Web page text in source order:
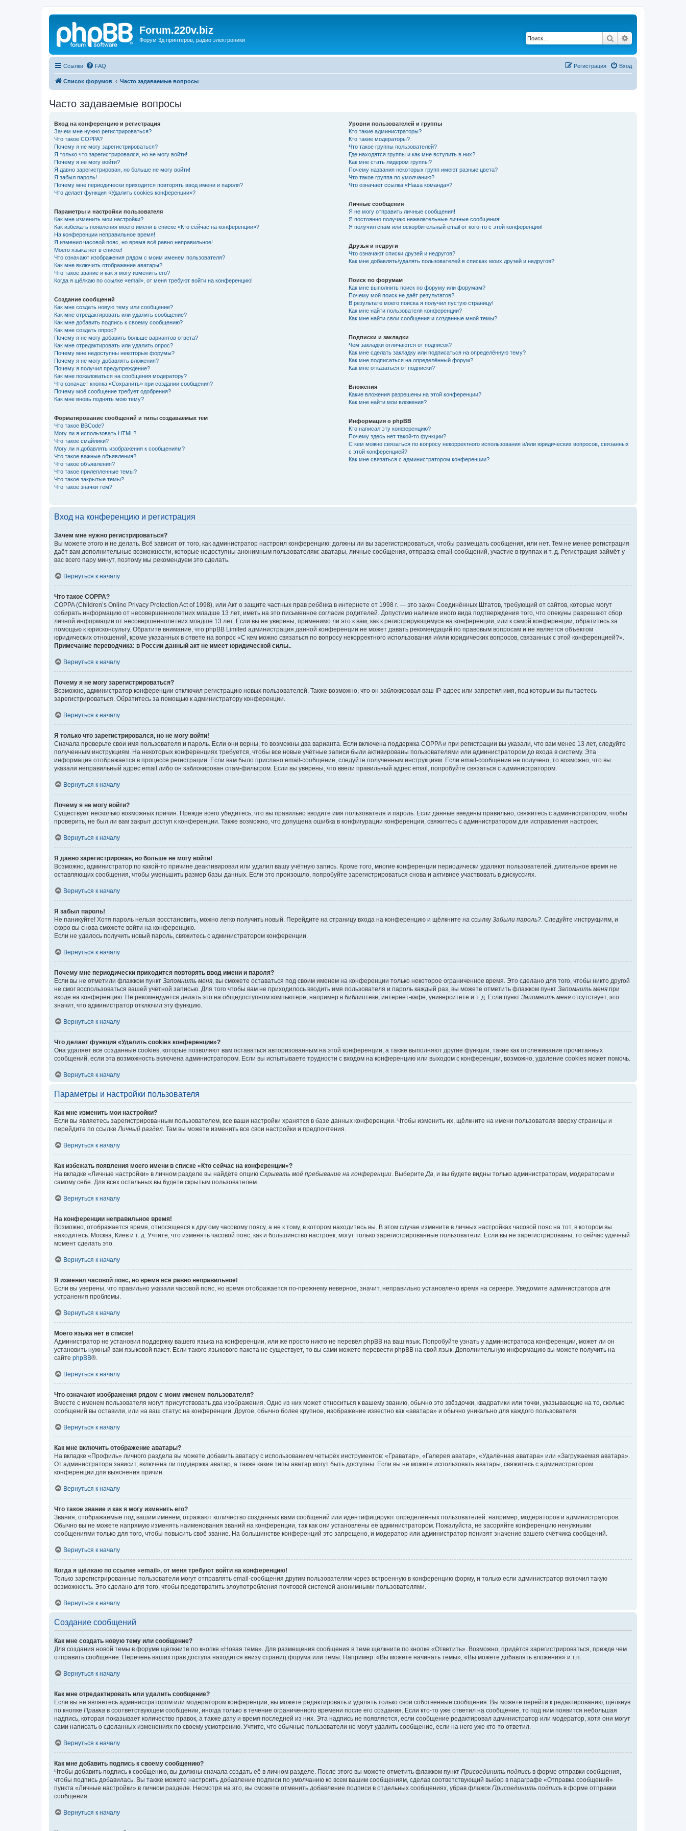
Forum.220v.biz
Форум 3д принтеров, радио электроники Поиск
Ссылки FAQ Вход
Регистрация
Список форумов Часто задаваемые вопросы
Часто задаваемые вопросы
Вход на конференцию и регистрация
Зачем мне нужно регистрироваться?
Что такое COPPA?
Почему я не могу зарегистрироваться?
Я только что зарегистрировался, но не могу войти!
Почему я не могу войти?
Я давно зарегистрирован, но больше не могу войти!
Я забыл пароль!
Почему мне периодически приходится повторять ввод имени и пароля?
Что делает функция «Удалить cookies конференции»?
Параметры и настройки пользователя
Как мне изменить мои настройки?
Как избежать появления моего имени в списке «Кто сейчас на конференции»?
На конференции неправильное время!
Я изменил часовой пояс, но время всё равно неправильное!
Моего языка нет в списке!
Что означают изображения рядом с моим именем пользователя?
Как мне включить отображение аватары?
Что такое звание и как я могу изменить его?
Когда я щёлкаю по ссылке «email», от меня требуют войти на конференцию!
Создание сообщений
Как мне создать новую тему или сообщение?
Как мне отредактировать или удалить сообщение?
Как мне добавить подпись к своему сообщению?
Как мне создать опрос?
Почему я не могу добавить больше вариантов ответа?
Как мне отредактировать или удалить опрос?
Почему мне недоступны некоторые форумы?
Почему я не могу добавлять вложения?
Почему я получил предупреждение?
Как мне пожаловаться на сообщения модератору?
Что означает кнопка «Сохранить» при создании сообщения?
Почему моё сообщение требует одобрения?
Как мне вновь поднять мою тему?
Форматирование сообщений и типы создаваемых тем
Что такое BBCode?
Могу ли я использовать HTML?
Что такое смайлики?
Могу ли я добавлять изображения к сообщениям?
Что такое важные объявления?
Что такое объявления?
Что такое прилепленные темы?
Что такое закрытые темы?
Что такое значки тем?
Уровни пользователей и группы
Кто такие администраторы?
Кто такие модераторы?
Что такое группы пользователей?
Где находятся группы и как мне вступить в них?
Как мне стать лидером группы?
Почему названия некоторых групп имеют разные цвета?
Что такое группа по умолчанию?
Что означает ссылка «Наша команда»?
Личные сообщения
Я не могу отправить личные сообщения!
Я постоянно получаю нежелательные личные сообщения!
Я получил спам или оскорбительный email от кого-то с этой конференции!
Друзья и недруги
Что означают списки друзей и недругов?
Как мне добавлять/удалять пользователей в списках моих друзей и недругов?
Поиск по форумам
Как мне выполнить поиск по форуму или форумам?
Почему мой поиск не даёт результатов?
В результате моего поиска я получил пустую страницу!
Как мне найти пользователя конференции?
Как мне найти свои сообщения и созданные мной темы?
Подписки и закладки
Чем закладки отличаются от подписок?
Как мне сделать закладку или подписаться на определённую тему?
Как мне подписаться на определённый форум?
Как мне отказаться от подписки?
Вложения
Какие вложения разрешены на этой конференции?
Как мне найти мои вложения?
Информация о phpBB
Кто написал эту конференцию?
Почему здесь нет такой-то функции?
С кем можно связаться по вопросу некорректного использования и/или юридических вопросов, связанных
с этой конференцией?
Как мне связаться с администратором конференции?
Вход на конференцию и регистрация
Зачем мне нужно регистрироваться?
Вы можете этого и не делать. Всё зависит от того, как администратор настроил конференцию: должны ли вы зарегистрироваться, чтобы размещать сообщения, или нет. Тем не менее регистрация
даёт вам дополнительные возможности, которые недоступны анонимным пользователям: аватары, личные сообщения, отправка email-сообщений, участие в группах и т. д. Регистрация займёт у
вас всего пару минут, поэтому мы рекомендуем это сделать.
Вернуться к началу
Что такое COPPA?
COPPA (Children’s Online Privacy Protection Act of 1998), или Акт о защите частных прав ребёнка в интернете от 1998 г. — это закон Соединённых Штатов, требующий от сайтов, которые могут
собирать информацию от несовершеннолетних младше 13 лет, иметь на это письменное согласие родителей. Допустимо наличие иного вида подтверждения того, что опекуны разрешают сбор
личной информации от несовершеннолетних младше 13 лет. Если вы не уверены, применимо ли это к вам, как к регистрирующемуся на конференции, или к самой конференции, обратитесь за
помощью к юрисконсульту. Обратите внимание, что phpBB Limited администрация данной конференции не может давать рекомендаций по правовым вопросам и не является объектом
юридических отношений, кроме указанных в ответе на вопрос «С кем можно связаться по вопросу некорректного использования и/или юридических вопросов, связанных с этой конференцией?».
Примечание переводчика: в России данный акт не имеет юридической силы.
Вернуться к началу
Почему я не могу зарегистрироваться?
Возможно, администратор конференции отключил регистрацию новых пользователей. Также возможно, что он заблокировал ваш IP-адрес или запретил имя, под которым вы пытаетесь
зарегистрироваться. Обратитесь за помощью к администратору конференции.
Вернуться к началу
Я только что зарегистрировался, но не могу войти!
Сначала проверьте свои имя пользователя и пароль. Если они верны, то возможны два варианта. Если включена поддержка COPPA и при регистрации вы указали, что вам менее 13 лет, следуйте
полученным инструкциям. На некоторых конференциях требуется, чтобы все новые учётные записи были активированы пользователями или администратором до входа в систему. Эта
информация отображается в процессе регистрации. Если вам было прислано email-сообщение, следуйте полученным инструкциям. Если email-сообщение не получено, то возможно, что вы
указали неправильный адрес email либо он заблокирован спам-фильтром. Если вы уверены, что ввели правильный адрес email, попробуйте связаться с администратором.
Вернуться к началу
Почему я не могу войти?
Существует несколько возможных причин. Прежде всего убедитесь, что вы правильно вводите имя пользователя и пароль. Если данные введены правильно, свяжитесь с администратором, чтобы
проверить, не был ли вам закрыт доступ к конференции. Также возможно, что допущена ошибка в конфигурации конференции, свяжитесь с администратором для исправления настроек.
Вернуться к началу
Я давно зарегистрирован, но больше не могу войти!
Возможно, администратор по какой-то причине деактивировал или удалил вашу учётную запись. Кроме того, многие конференции периодически удаляют пользователей, длительное время не
оставляющих сообщения, чтобы уменьшить размер базы данных. Если это произошло, попробуйте зарегистрироваться снова и активнее участвовать в дискуссиях.
Вернуться к началу
Я забыл пароль!
Не паникуйте! Хотя пароль нельзя восстановить, можно легко получить новый. Перейдите на страницу входа на конференцию и щёлкните на ссылку Забыли пароль? . Следуйте инструкциям, и
скоро вы снова сможете войти на конференцию.
Если не удалось получить новый пароль, свяжитесь с администратором конференции.
Вернуться к началу
Почему мне периодически приходится повторять ввод имени и пароля?
Если вы не отметили флажком пункт Запомнить меня , вы сможете оставаться под своим именем на конференции только некоторое ограниченное время. Это сделано для того, чтобы никто другой
не смог воспользоваться вашей учётной записью. Для того чтобы вам не приходилось вводить имя пользователя и пароль каждый раз, вы можете отметить флажком пункт Запомнить меня при
входе на конференцию. Не рекомендуется делать это на общедоступном компьютере, например в библиотеке, интернет-кафе, университете и т. д. Если пункт Запомнить меня отсутствует, это
значит, что администратор отключил эту функцию.
Вернуться к началу
Что делает функция «Удалить cookies конференции»?
Она удаляет все созданные cookies, которые позволяют вам оставаться авторизованным на этой конференции, а также выполняют другие функции, такие как отслеживание прочитанных
сообщений, если эта возможность включена администратором. Если вы испытываете трудности с входом на конференцию или выходом с конференции, возможно, удаление cookies может помочь.
Вернуться к началу
Параметры и настройки пользователя
Как мне изменить мои настройки?
Если вы являетесь зарегистрированным пользователем, все ваши настройки хранятся в базе данных конференции. Чтобы изменить их, щёлкните на имени пользователя вверху страницы и
перейдите по ссылке Личный раздел . Там вы можете изменить все свои настройки и предпочтения.
Вернуться к началу
Как избежать появления моего имени в списке «Кто сейчас на конференции»?
На вкладке «Личные настройки» в личном разделе вы найдёте опцию Скрывать моё пребывание на конференции . Выберите Да , и вы будете видны только администраторам, модераторам и
самому себе. Для всех остальных вы будете скрытым пользователем.
Вернуться к началу
На конференции неправильное время!
Возможно, отображается время, относящееся к другому часовому поясу, а не к тому, в котором находитесь вы. В этом случае измените в личных настройках часовой пояс на тот, в котором вы
находитесь: Москва, Киев и т. д. Учтите, что изменять часовой пояс, как и большинство настроек, могут только зарегистрированные пользователи. Если вы не зарегистрированы, то сейчас удачный
момент сделать это.
Вернуться к началу
Я изменил часовой пояс, но время всё равно неправильное!
Если вы уверены, что правильно указали часовой пояс, но время отображается по-прежнему неверное, значит, неправильно установлено время на сервере. Уведомите администратора для
устранения проблемы.
Вернуться к началу
Моего языка нет в списке!
Администратор не установил поддержку вашего языка на конференции, или же просто никто не перевёл phpBB на ваш язык. Попробуйте узнать у администратора конференции, может ли он
установить нужный вам языковой пакет. Если такого языкового пакета не существует, то вы сами можете перевести phpBB на свой язык. Дополнительную информацию вы можете получить на
сайте phpBB®.
Вернуться к началу
Что означают изображения рядом с моим именем пользователя?
Вместе с именем пользователя могут присутствовать два изображения. Одно из них может относиться к вашему званию, обычно это звёздочки, квадратики или точки, указывающие на то, сколько
сообщений вы оставили, или на ваш статус на конференции. Другое, обычно более крупное, изображение известно как «аватара» и обычно уникально для каждого пользователя.
Вернуться к началу
Как мне включить отображение аватары?
На вкладке «Профиль» личного раздела вы можете добавить аватару с использованием четырёх инструментов: «Граватар», «Галерея аватар», «Удалённая аватара» или «Загружаемая аватара».
От администратора зависит, включена ли поддержка аватар, а также какие типы аватар могут быть доступны. Если вы не можете использовать аватары, свяжитесь с администратором
конференции для выяснения причин.
Вернуться к началу
Что такое звание и как я могу изменить его?
Звания, отображаемые под вашим именем, отражают количество созданных вами сообщений или идентифицируют определённых пользователей: например, модераторов и администраторов.
Обычно вы не можете напрямую изменять наименования званий на конференции, так как они установлены её администратором. Пожалуйста, не засоряйте конференцию ненужными
сообщениями только для того, чтобы повысить своё звание. На большинстве конференций это запрещено, и модератор или администратор понизят значение вашего счётчика сообщений.
Вернуться к началу
Когда я щёлкаю по ссылке «email», от меня требуют войти на конференцию!
Только зарегистрированные пользователи могут отправлять email-сообщения другим пользователям через встроенную в конференцию форму, и только если администратор включил такую
возможность. Это сделано для того, чтобы предотвратить злоупотребления почтовой системой анонимными пользователями.
Вернуться к началу
Создание сообщений
Как мне создать новую тему или сообщение?
Для создания новой темы в форуме щёлкните по кнопке «Новая тема». Для размещения сообщения в теме щёлкните по кнопке «Ответить». Возможно, придётся зарегистрироваться, прежде чем
отправить сообщение. Перечень ваших прав доступа находится внизу страниц форума или темы. Например: «Вы можете начинать темы», «Вы можете добавлять вложения» и т.п.
Вернуться к началу
Как мне отредактировать или удалить сообщение?
Если вы не являетесь администратором или модератором конференции, вы можете редактировать и удалять только свои собственные сообщения. Вы можете перейти к редактированию, щёлкнув
по кнопке Правка в соответствующем сообщении, иногда только в течение ограниченного времени после его создания. Если кто-то уже ответил на сообщение, то под ним появится небольшая
надпись, которая показывает количество правок, а также дату и время последней из них. Эта надпись не появляется, если сообщение редактировал администратор или модератор, хотя они могут
сами написать о сделанных изменениях по своему усмотрению. Учтите, что обычные пользователи не могут удалить сообщение, если на него уже кто-то ответил.
Вернуться к началу
Как мне добавить подпись к своему сообщению?
Чтобы добавить подпись к сообщению, вы должны сначала создать её в личном разделе. После этого вы можете отметить флажком пункт Присоединить подпись в форме отправки сообщения,
чтобы подпись добавилась. Вы также можете настроить добавление подписи по умолчанию ко всем вашим сообщениям, сделав соответствующий выбор в параграфе «Отправка сообщений»
пункта «Личные настройки» в личном разделе. Несмотря на это, вы сможете отменить добавление подписи в отдельных сообщениях, убрав флажок Присоединить подпись в форме отправки
сообщения.
Вернуться к началу